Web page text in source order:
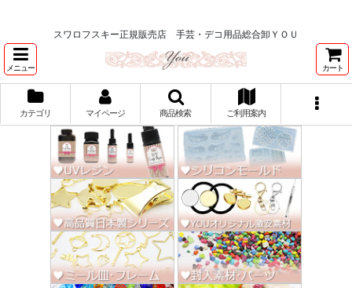
スワロフスキー正規販売店 手芸・デコ用品総合卸ＹＯＵ
メニュー カート
カテゴリ マイページ 商品検索 ご利用案内